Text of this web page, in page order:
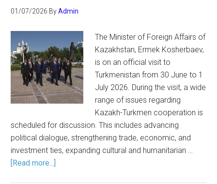
01/07/2026 ByAdmin
The Minister of Foreign Affairs of
Kazakhstan, Ermek Kosherbaev,
is on an official visit to
Turkmenistan from 30 June to 1
July 2026. During the visit, a wide
range of issues regarding
Kazakh-Turkmen cooperation is
scheduled for discussion. This includes advancing
political dialogue, strengthening trade, economic, and
investment ties, expanding cultural and humanitarian …
[Read more...]